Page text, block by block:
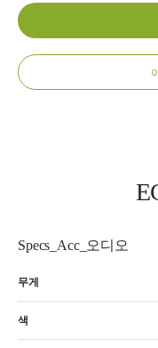
Specs_Acc_오디오
무게
색